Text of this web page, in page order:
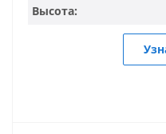
Высота: